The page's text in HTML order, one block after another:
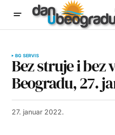
BG SERVIS
Bez struje i bez
Beogradu, 27.
27. januar 2022.